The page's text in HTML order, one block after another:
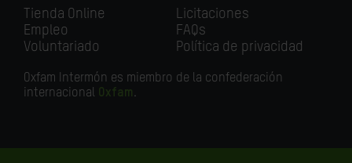
Tienda Online
Empleo
Voluntariado
Licitaciones
FAQs
Política de privacidad
Oxfam Intermón es miembro de la confederación
internacional Oxfam.